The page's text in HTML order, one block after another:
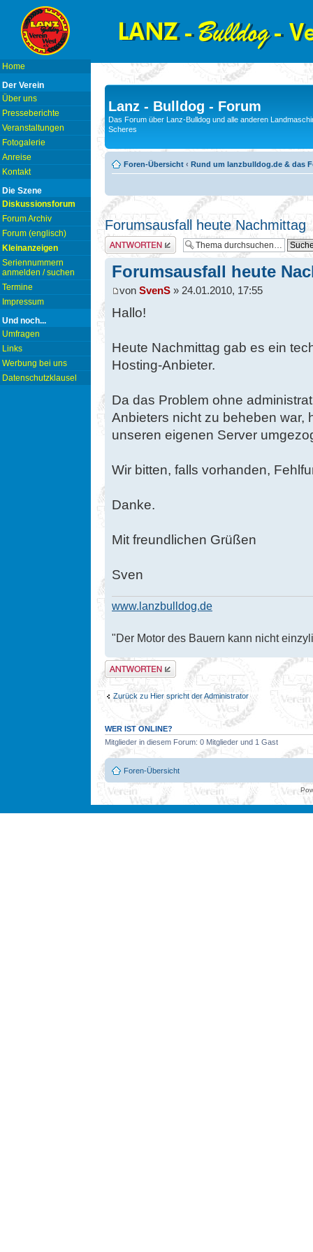
Home
Der Verein
Über uns
Presseberichte
Veranstaltungen
Fotogalerie
Anreise
Kontakt
Die Szene
Diskussionsforum
Forum Archiv
Forum (englisch)
Kleinanzeigen
Seriennummern
anmelden / suchen
Termine
Impressum
Und noch...
Umfragen
Links
Werbung bei uns
Datenschutzklausel
Lanz - Bulldog - Forum
Das Forum über Lanz-Bulldog und alle anderen
Scheres
Foren-Übersicht ‹ Rund um lanzbulldog.de & das
Forumsausfall heute Nachmittag
Antwort erstellen
Forumsausfall heute
von SvenS » 24.01.2010, 17:55
Hallo!
Heute Nachmittag gab es ein
Hosting-Anbieter.
Da das Problem ohne
Anbieters nicht zu beheben war,
unseren eigenen Server
Wir bitten, falls vorhanden,
Danke.
Mit freundlichen Grüßen
Sven
www.lanzbulldog.de
"Der Motor des Bauern kann nicht
Antwort erstellen
Zurück zu Hier spricht der Administrator
WER IST ONLINE?
Mitglieder in diesem Forum: 0 Mitglieder und 1 Gast
Foren-Übersicht